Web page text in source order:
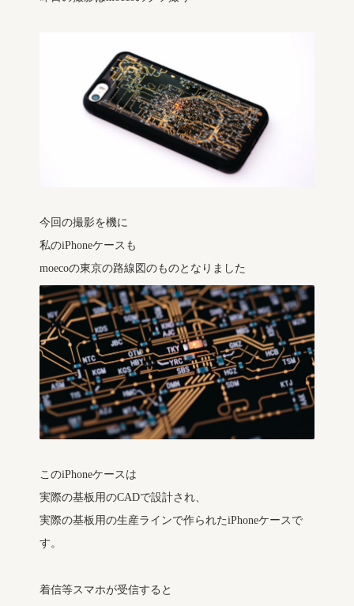
今回の撮影を機に
私のiPhoneケースも
moecoの東京の路線図のものとなりました
このiPhoneケースは
実際の基板用のCADで設計され、
実際の基板用の生産ラインで作られたiPhoneケースで
す。
着信等スマホが受信すると